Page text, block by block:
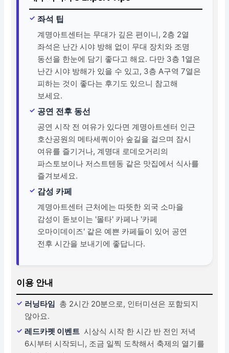
좌석 팁
계명아트센터는 무대가 깊은 편이니, 2층 2열
좌석은 난간 시야 방해 없이 무대 장치와 조명
동선을 한눈에 담기 좋다고 해요. 다만 3층 1열은
난간 시야 방해가 있을 수 있고, 3층 A구역 7열은
피하는 것이 좋다는 후기도 있으니 참고해
보세요.
공연 전후 동선
공연 시작 전 여유가 있다면 계명아트센터 인근
호산공원의 메타세쿼이아 숲길을 걸으며 잠시
여유를 즐기거나, 계명대 로데오거리의
파스토보이나 저스트텐동 같은 맛집에서 식사를
즐겨보세요.
감성 카페
계명아트센터 근처에는 따뜻한 외국 소마을
감성이 돋보이는 '몰타' 카페나 '카페
오마이데이즈' 같은 예쁜 카페들이 있어 공연
전후 시간을 보내기에 좋답니다.
이용 안내
러닝타임 총 2시간 20분으로, 인터미션은 포함되지
않아요.
레드카펫 이벤트 시상식 시작 한 시간 반 전인 저녁
6시부터 시작되니, 조금 일찍 도착해서 축제의 열기를